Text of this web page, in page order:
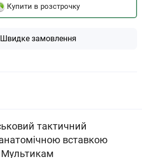
Купити в розстрочку
Швидке замовлення
тактичний
вставкою
Мультикам